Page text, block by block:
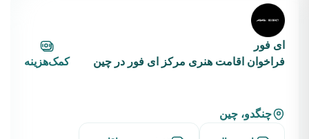
ای فور
فراخوان اقامت هنری مرکز ای فور در چین
کمک‌هزینه
چنگدو، چین